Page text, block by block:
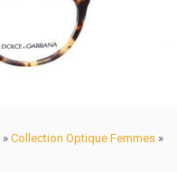
» Collection Optique Femmes »